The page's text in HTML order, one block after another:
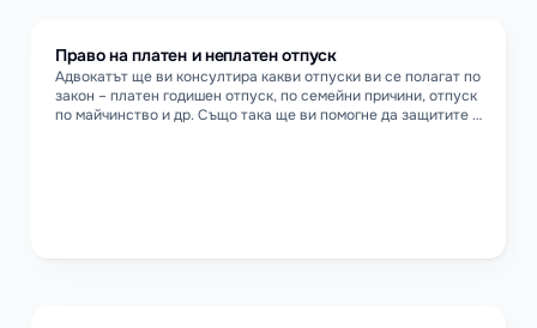
Право на платен и неплатен отпуск
Адвокатът ще ви консултира какви отпуски ви се полагат по
закон – платен годишен отпуск, по семейни причини, отпуск
по майчинство и др. Също така ще ви помогне да защитите